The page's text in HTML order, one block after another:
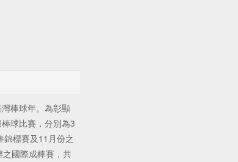
棒球年。為彰顯
球比賽，分別為3
錦標賽及11月份之
國際成棒賽，共